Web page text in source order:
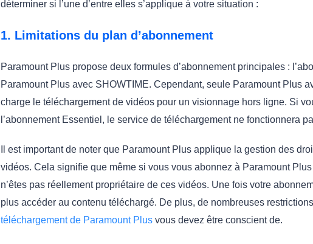
déterminer si l’une d’entre elles s’applique à votre situation :
1. Limitations du plan d’abonnement
Paramount Plus propose deux formules d’abonnement principales :
Paramount Plus avec SHOWTIME. Cependant, seule Paramount Plus
charge le téléchargement de vidéos pour un visionnage hors ligne. Si
l’abonnement Essentiel, le service de téléchargement ne fonctionnera
Il est important de noter que Paramount Plus applique la gestion des
vidéos. Cela signifie que même si vous vous abonnez à Paramount
n’êtes pas réellement propriétaire de ces vidéos. Une fois votre
plus accéder au contenu téléchargé. De plus, de nombreuses
téléchargement de Paramount Plus vous devez être conscient de.